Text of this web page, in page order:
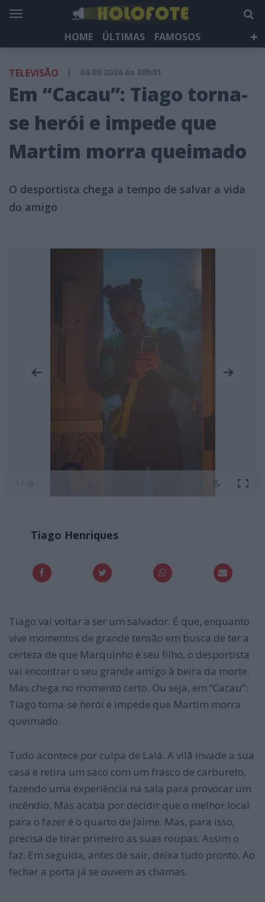
HOME ÚLTIMAS
FAMOSOS
HOLOFOTE TV
NEWSLETTER
TELEVISÃO | 04.09.2024 às 08h01
Em “Cacau”: Tiago torna-
se herói e impede que
Martim morra queimado
O desportista chega a tempo de salvar a vida
do amigo
1 / 18
Tiago Henriques
Tiago vai voltar a ser um salvador. É que, enquanto
vive momentos de grande tensão em busca de ter a
certeza de que Marquinho é seu filho, o desportista
vai encontrar o seu grande amigo à beira da morte.
Mas chega no momento certo. Ou seja, em “Cacau”:
Tiago torna-se herói e impede que Martim morra
queimado.
Tudo acontece por culpa de Lalá. A vilã invade a sua
casa e retira um saco com um frasco de carbureto,
fazendo uma experiência na sala para provocar um
incêndio. Mas acaba por decidir que o melhor local
para o fazer é o quarto de Jaime. Mas, para isso,
precisa de tirar primeiro as suas roupas. Assim o
faz. Em seguida, antes de sair, deixa tudo pronto. Ao
fechar a porta já se ouvem as chamas.